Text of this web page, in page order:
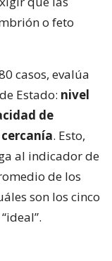
o feto
casos, evalúa
Estado: nivel
de
. Esto,
al indicador de
de los
son los cinco